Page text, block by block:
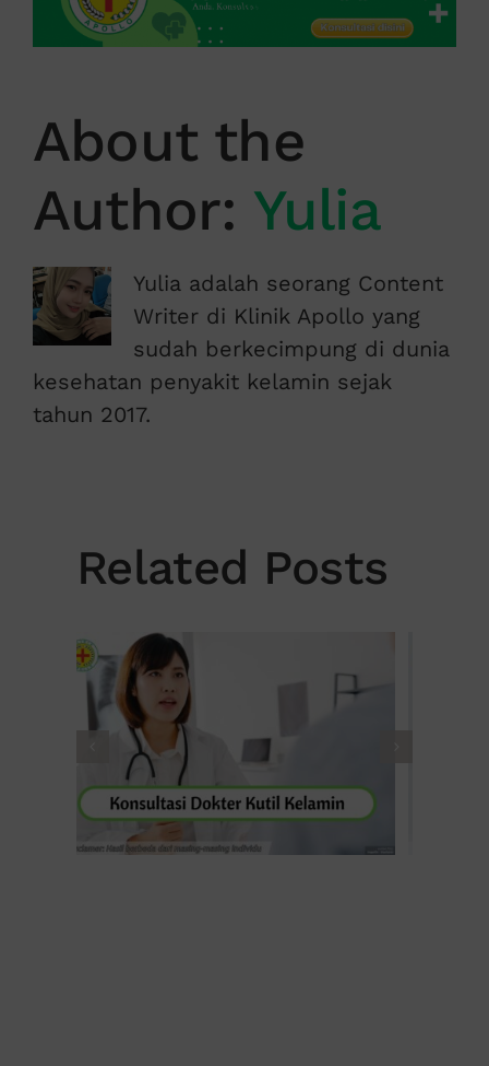
About the
Author: Yulia
Yulia adalah seorang Content
Writer di Klinik Apollo yang
sudah berkecimpung di dunia
kesehatan penyakit kelamin sejak
tahun 2017.
Related Posts